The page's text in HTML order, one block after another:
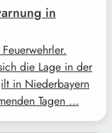
in
die Lage in der
in Niederbayern
Tagen …